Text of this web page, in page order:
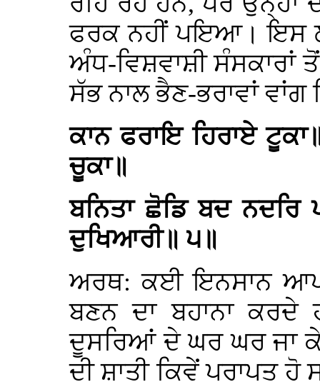
ਫਰਕ ਨਹੀਂ ਪਇਆ। ਇਸ
ਅੰਧ-ਵਿਸ਼ਵਾਸ਼ੀ ਸੰਸਕਾਰਾਂ
ਸੱਭ ਨਾਲ ਭੈਣ-ਭਰਾਵਾਂ ਵਾਂਗ
ਕਾਨ ਫਰਾਇ ਹਿਰਾਏ
ਚੂਕਾ॥
ਬਨਿਤਾ ਛੋਡਿ ਬਦ ਨਦਰਿ
ਦੁਖਿਆਰੀ॥ ੫॥
ਅਰਥ: ਕਈ ਇਨਸਾਨ
ਬਣਨ ਦਾ ਬਹਾਨਾ
ਦੂਸਰਿਆਂ ਦੇ ਘਰ ਘਰ ਜਾ
ਦੀ ਸ਼ਾਤੀ ਕਿਵੇਂ ਪਰਾਪਤ